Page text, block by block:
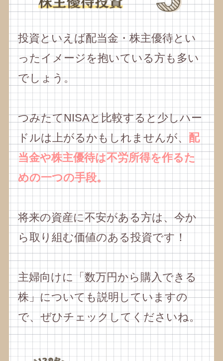
投資といえば配当金・株主優待とい
ったイメージを抱いている方も多い
でしょう。
つみたてNISAと比較すると少しハー
ドルは上がるかもしれませんが、配
当金や株主優待は不労所得を作るた
めの一つの手段。
将来の資産に不安がある方は、今か
ら取り組む価値のある投資です！
主婦向けに「数万円から購入できる
株」についても説明していますの
で、ぜひチェックしてくださいね。